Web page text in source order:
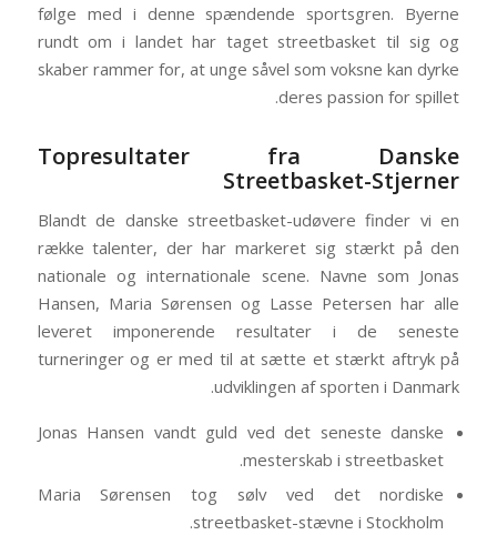
følge med i denne spændende sportsgren. Byerne
rundt om i landet har taget streetbasket til sig og
skaber rammer for, at unge såvel som voksne kan dyrke
deres passion for spillet.
Topresultater fra Danske
Streetbasket-Stjerner
Blandt de danske streetbasket-udøvere finder vi en
række talenter, der har markeret sig stærkt på den
nationale og internationale scene. Navne som Jonas
Hansen, Maria Sørensen og Lasse Petersen har alle
leveret imponerende resultater i de seneste
turneringer og er med til at sætte et stærkt aftryk på
udviklingen af sporten i Danmark.
Jonas Hansen vandt guld ved det seneste danske
mesterskab i streetbasket.
Maria Sørensen tog sølv ved det nordiske
streetbasket-stævne i Stockholm.